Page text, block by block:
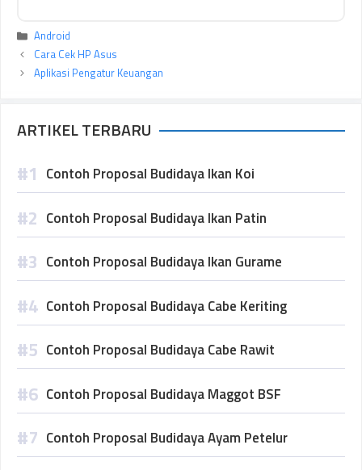
Kategori
Android
Cara Cek HP Asus
Aplikasi Pengatur Keuangan
ARTIKEL TERBARU
Contoh Proposal Budidaya Ikan Koi
Contoh Proposal Budidaya Ikan Patin
Contoh Proposal Budidaya Ikan Gurame
Contoh Proposal Budidaya Cabe Keriting
Contoh Proposal Budidaya Cabe Rawit
Contoh Proposal Budidaya Maggot BSF
Contoh Proposal Budidaya Ayam Petelur